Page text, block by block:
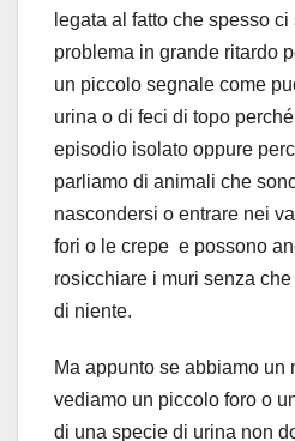
legata al fatto che spesso ci
problema in grande ritardo
un piccolo segnale come
urina o di feci di topo
episodio isolato oppure
parliamo di animali che
nascondersi o entrare nei
fori o le crepe e possono
rosicchiare i muri senza
di niente.
Ma appunto se abbiamo un
vediamo un piccolo foro o
di una specie di urina non